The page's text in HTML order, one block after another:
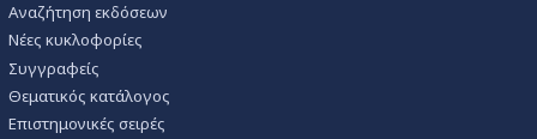
Αναζήτηση εκδόσεων
Νέες κυκλοφορίες
Συγγραφείς
Θεματικός κατάλογος
Επιστημονικές σειρές